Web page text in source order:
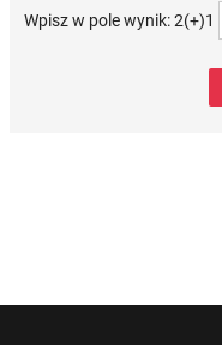
Wpisz w pole wynik: 2(+)1